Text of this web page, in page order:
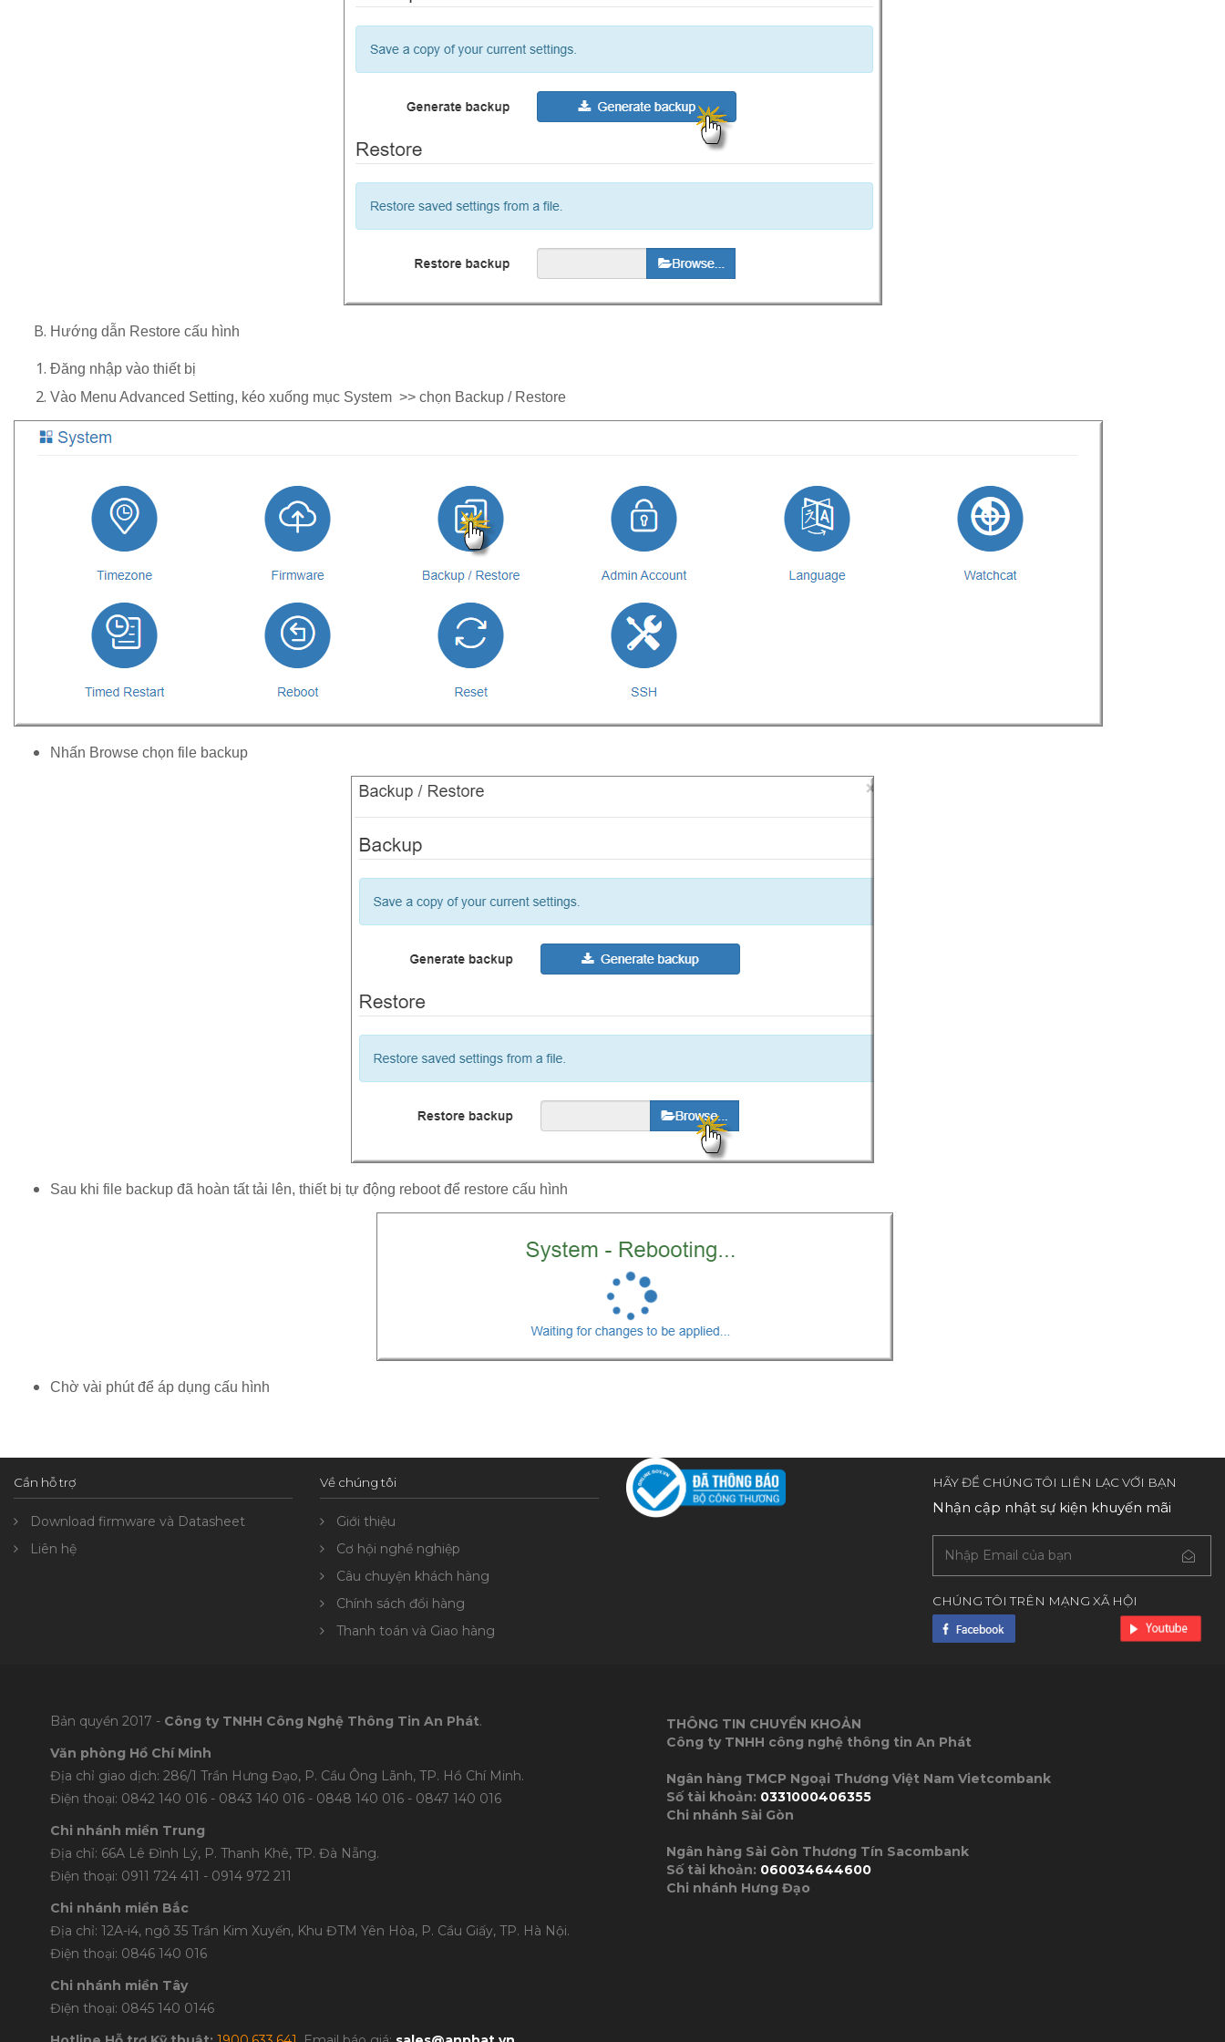
Hướng dẫn Restore cấu hình
Đăng nhập vào thiết bị
Vào Menu Advanced Setting, kéo xuống mục System >> chọn Backup / Restore
Nhấn Browse chọn file backup
Sau khi file backup đã hoàn tất tải lên, thiết bị tự động reboot để restore cấu hình
Chờ vài phút để áp dụng cấu hình
Cần hỗ trợ
Download firmware và Datasheet
Liên hệ
Về chúng tôi
Giới thiệu
Cơ hội nghề nghiệp
Câu chuyện khách hàng
Chính sách đổi hàng
Thanh toán và Giao hàng
HÃY ĐỂ CHÚNG TÔI LIÊN LẠC VỚI BẠN
Nhận cập nhật sự kiện khuyến mãi
CHÚNG TÔI TRÊN MẠNG XÃ HỘI
Bản quyền 2017 - Công ty TNHH Công Nghệ Thông Tin An Phát.
Văn phòng Hồ Chí Minh
Địa chỉ giao dịch: 286/1 Trần Hưng Đạo, P. Cầu Ông Lãnh, TP. Hồ Chí Minh.
Điện thoại: 0842 140 016 - 0843 140 016 - 0848 140 016 - 0847 140 016
Chi nhánh miền Trung
Địa chỉ: 66A Lê Đình Lý, P. Thanh Khê, TP. Đà Nẵng.
Điện thoại: 0911 724 411 - 0914 972 211
Chi nhánh miền Bắc
Địa chỉ: 12A-i4, ngõ 35 Trần Kim Xuyến, Khu ĐTM Yên Hòa, P. Cầu Giấy, TP. Hà Nội.
Điện thoại: 0846 140 016
Chi nhánh miền Tây
Điện thoại: 0845 140 0146
THÔNG TIN CHUYỂN KHOẢN
Công ty TNHH công nghệ thông tin An Phát
Ngân hàng TMCP Ngoại Thương Việt Nam Vietcombank
Số tài khoản: 0331000406355
Chi nhánh Sài Gòn
Ngân hàng Sài Gòn Thương Tín Sacombank
Số tài khoản: 060034644600
Chi nhánh Hưng Đạo